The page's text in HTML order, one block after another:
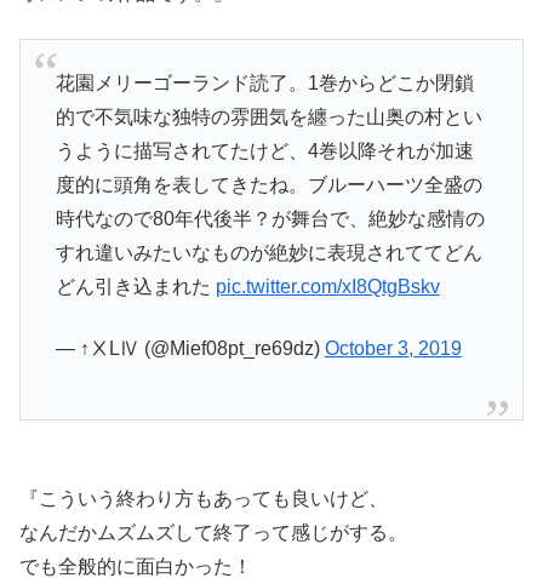
花園メリーゴーランド読了。1巻からどこか閉鎖
的で不気味な独特の雰囲気を纏った山奥の村とい
うように描写されてたけど、4巻以降それが加速
度的に頭角を表してきたね。ブルーハーツ全盛の
時代なので80年代後半？が舞台で、絶妙な感情の
すれ違いみたいなものが絶妙に表現されててどん
どん引き込まれた pic.twitter.com/xI8QtgBskv
— ↑ⅩLⅣ (@Mief08pt_re69dz) October 3, 2019
『こういう終わり方もあっても良いけど、
なんだかムズムズして終了って感じがする。
でも全般的に面白かった！